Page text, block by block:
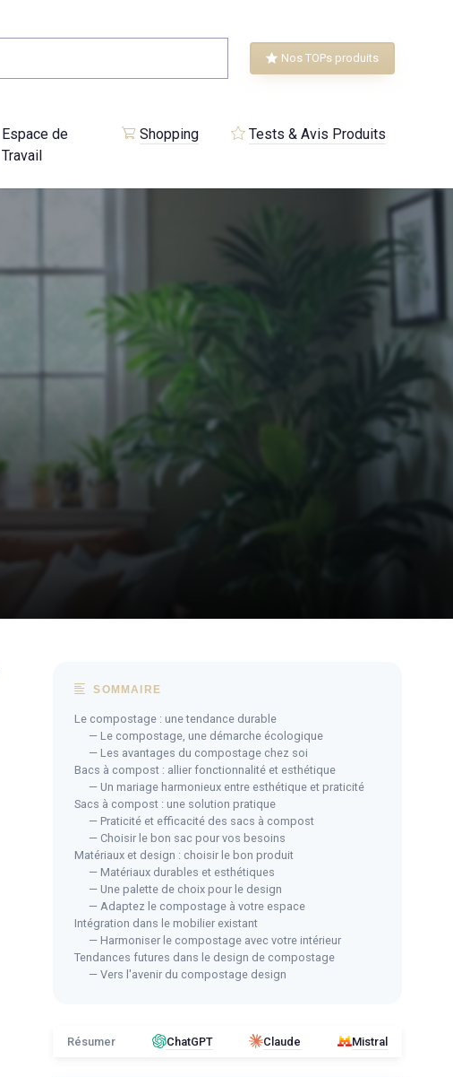
Nos TOPs produits
Espace de
Travail
Shopping Tests & Avis Produits
SOMMAIRE
Le compostage : une tendance durable
— Le compostage, une démarche écologique
— Les avantages du compostage chez soi
Bacs à compost : allier fonctionnalité et esthétique
— Un mariage harmonieux entre esthétique et praticité
Sacs à compost : une solution pratique
— Praticité et efficacité des sacs à compost
— Choisir le bon sac pour vos besoins
Matériaux et design : choisir le bon produit
— Matériaux durables et esthétiques
— Une palette de choix pour le design
— Adaptez le compostage à votre espace
Intégration dans le mobilier existant
— Harmoniser le compostage avec votre intérieur
Tendances futures dans le design de compostage
— Vers l'avenir du compostage design
Résumer ChatGPT Claude Mistral